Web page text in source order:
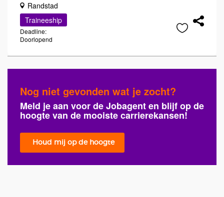
Randstad
Traineeship
Deadline:
Doorlopend
Nog niet gevonden wat je zocht?
Meld je aan voor de Jobagent en blijf op de
hoogte van de mooiste carrierekansen!
Houd mij op de hoogte